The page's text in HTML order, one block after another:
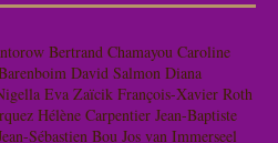
Bertrand Chamayou Caroline
David Salmon Diana
Eva Zaïcik François-Xavier Roth
Hélène Carpentier Jean-Baptiste
Sébastien Bou Jos van Immerseel